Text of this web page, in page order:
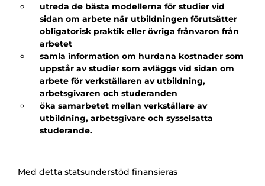
utreda de bästa modellerna för studier vid
sidan om arbete när utbildningen förutsätter
obligatorisk praktik eller övriga frånvaron från
arbetet
samla information om hurdana kostnader som
uppstår av studier som avläggs vid sidan om
arbete för verkställaren av utbildning,
arbetsgivaren och studeranden
öka samarbetet mellan verkställare av
utbildning, arbetsgivare och sysselsatta
studerande.
Med detta statsunderstöd finansieras